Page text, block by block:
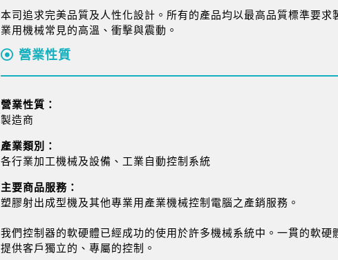
本司追求完美品質及人性化設計。所有的產品均以最高品質標準要求
業用機械常見的高溫、衝擊與震動。
營業性質
營業性質：
製造商
產業類別：
各行業加工機械及設備、工業自動控制系統
主要商品服務：
塑膠射出成型機及其他專業用產業機械控制電腦之產銷服務。
我們控制器的軟硬體已經成功的使用於許多機械系統中。一貫的軟硬
提供客戶獨立的、專屬的控制。